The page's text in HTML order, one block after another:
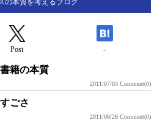
の本質を考えるブログ
Post -
籍の本質
2011/07/03 Comment(0)
ごさ
2011/06/26 Comment(0)